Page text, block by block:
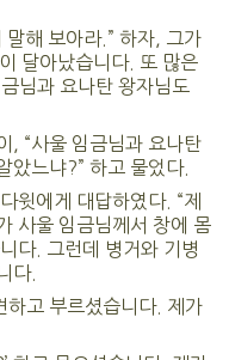
말해 보아라.” 하자, 그가
달아났습니다. 또 많은
님과 요나탄 왕자님도
, “사울 임금님과 요나탄
았느냐?” 하고 물었다.
윗에게 대답하였다. “제
사울 임금님께서 창에 몸
다. 그런데 병거와 기병
다.
하고 부르셨습니다. 제가